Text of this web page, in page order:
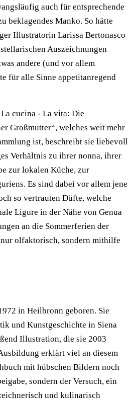
auch für entsprechende
beklagendes Manko. So hätte
Illustratorin Larissa Bertonasco
Auszeichnungen
andere (und vor allem
für alle Sinne appetitanregend
cucina - La vita: Die
Großmutter“, welches weit mehr
ist, beschreibt sie liebevoll
Verhältnis zu ihrer nonna, ihrer
zur lokalen Küche, zur
Es sind dabei vor allem jene
so vertrauten Düfte, welche
Ligure in der Nähe von Genua
an die Sommerferien der
olfaktorisch, sondern mithilfe
in Heilbronn geboren. Sie
und Kunstgeschichte in Siena
Illustration, die sie 2003
erklärt viel an diesem
mit hübschen Bildern noch
sondern der Versuch, ein
und kulinarisch